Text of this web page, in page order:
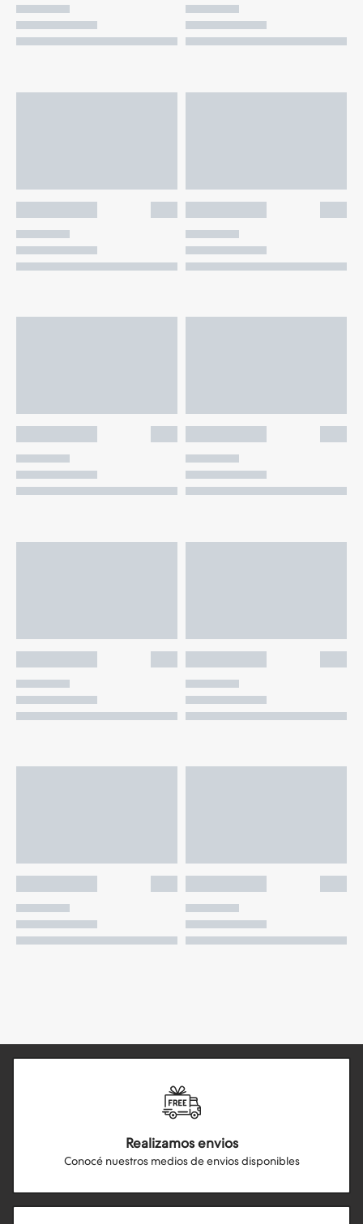
Realizamos envios
Conocé nuestros medios de envios disponibles